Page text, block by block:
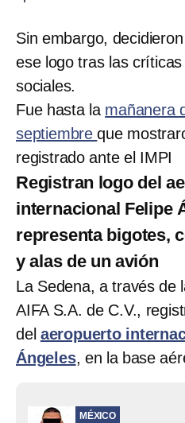
Sin embargo,
ese logo tras las
sociales.
Fue hasta la mañanera
septiembreque
registrado ante el IMPI
Registran logo del
internacional Felipe
representa bigotes,
y alas de un avión
La Sedena, a través de
AIFA S.A. de C.V.,
del aeropuerto
Ángeles, en la base
MÉXICO